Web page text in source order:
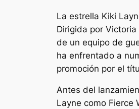
La estrella Kiki
Dirigida por
de un equipo de
ha enfrentado a
promoción por el
Antes del
Layne como Fierce